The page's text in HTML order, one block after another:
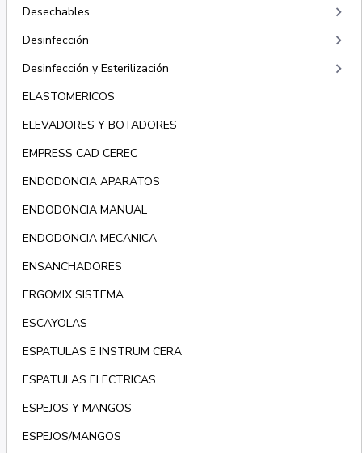
Desechables
keyboard_arrow_right
Desinfección keyboard_arrow_right
Desinfección y Esterilización keyboard_arrow_right
ELASTOMERICOS
ELEVADORES Y BOTADORES
EMPRESS CAD CEREC
ENDODONCIA APARATOS
ENDODONCIA MANUAL
ENDODONCIA MECANICA
ENSANCHADORES
ERGOMIX SISTEMA
ESCAYOLAS
ESPATULAS E INSTRUM CERA
ESPATULAS ELECTRICAS
ESPEJOS Y MANGOS
ESPEJOS/MANGOS